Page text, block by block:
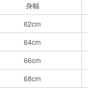
身幅
62cm
64cm
66cm
68cm